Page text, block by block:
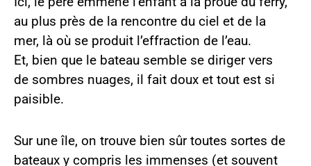
au plus près de la rencontre du ciel et de la
mer, là où se produit l’effraction de l’eau.
Et, bien que le bateau semble se diriger vers
de sombres nuages, il fait doux et tout est si
paisible.
Sur une île, on trouve bien sûr toutes sortes de
bateaux y compris les immenses (et souvent